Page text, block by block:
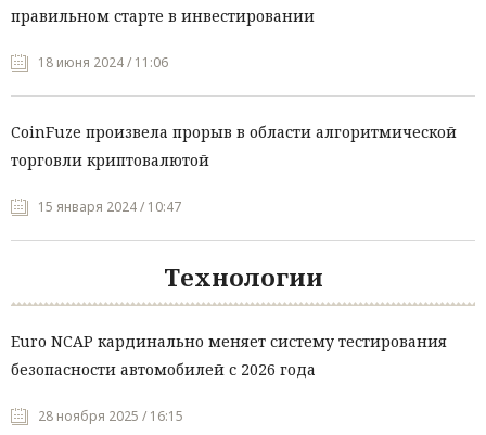
правильном старте в инвестировании
18 июня 2024 / 11:06
CoinFuze произвела прорыв в области алгоритмической
торговли криптовалютой
15 января 2024 / 10:47
Технологии
Euro NCAP кардинально меняет систему тестирования
безопасности автомобилей с 2026 года
28 ноября 2025 / 16:15